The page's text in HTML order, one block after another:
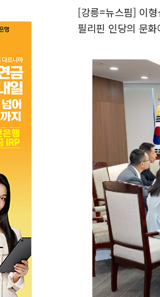
[강릉=뉴스핌] 이
필리핀 인당의 문